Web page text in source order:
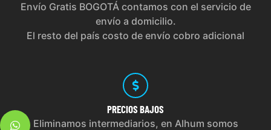
Envío Gratis BOGOTÁ contamos con el servicio de
envío a domicilio.
El resto del país costo de envío cobro adicional
PRECIOS BAJOS
Eliminamos intermediarios, en Alhum somos